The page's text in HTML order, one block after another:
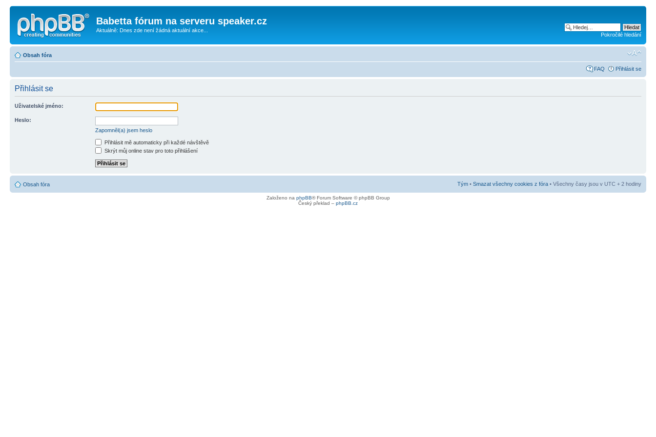
Babetta fórum na serveru speaker.cz
Aktuálně: Dnes zde není žádná aktuální akce...
Pokročilé hledání
Obsah fóra
FAQ Přihlásit se
Přihlásit se
Uživatelské jméno:
Heslo:
Zapomněl(a) jsem heslo
Přihlásit mě automaticky při každé návštěvě
Skrýt můj online stav pro toto přihlášení
Obsah fóra Tým • Smazat všechny cookies z fóra • Všechny časy jsou v UTC + 2 hodiny
Založeno na phpBB® Forum Software © phpBB Group
Český překlad – phpBB.cz